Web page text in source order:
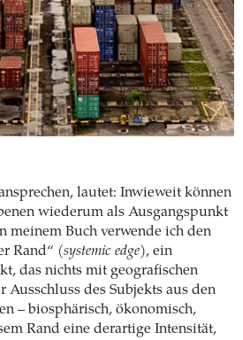
lautet: Inwieweit können
wiederum als Ausgangspunkt
meinem Buch verwende ich den
Rand“ (systemic edge), ein
das nichts mit geografischen
Ausschluss des Subjekts aus den
– biosphärisch, ökonomisch,
Rand eine derartige Intensität,